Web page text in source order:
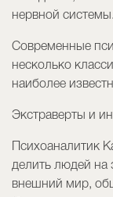
нервной системы.
Современные
несколько
наиболее
Экстраверты и
Психоаналитик
делить людей на
внешний мир,